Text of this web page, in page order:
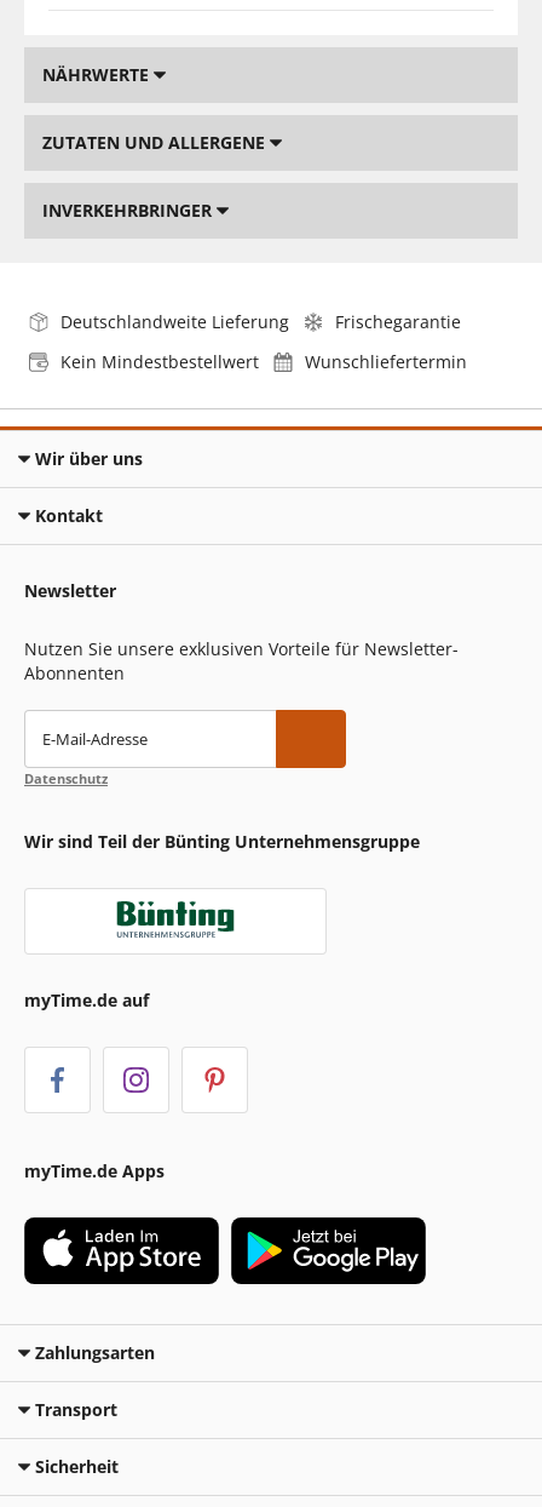
NÄHRWERTE
ZUTATEN UND ALLERGENE
INVERKEHRBRINGER
Deutschlandweite Lieferung
Frischegarantie
Kein Mindestbestellwert
Wunschliefertermin
Wir über uns
Kontakt
Newsletter
Nutzen Sie unsere exklusiven Vorteile für Newsletter-
Abonnenten
E-Mail-Adresse
Datenschutz
Wir sind Teil der Bünting Unternehmensgruppe
myTime.de auf
myTime.de Apps
Zahlungsarten
Transport
Sicherheit